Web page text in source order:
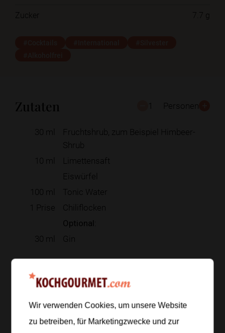
Zucker
7.7 g
Zutaten 1 Personen
30 ml
Fruchtshrub, zum Beispiel Himbeer-
Shrub
10 ml
Limettensaft
Eiswürfel
100 ml
Tonic Water
1 Prise Chiliflocken
Optional:
30 ml Gin
Zubereitung
Wir verwenden Cookies, um unsere Website
zu betreiben, für Marketingzwecke und zur